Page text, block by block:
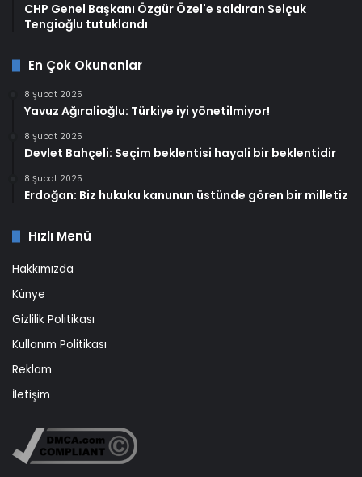
CHP Genel Başkanı Özgür Özel'e saldıran Selçuk
Tengioğlu tutuklandı
En Çok Okunanlar
8 Şubat 2025
Yavuz Ağıralioğlu: Türkiye iyi yönetilmiyor!
8 Şubat 2025
Devlet Bahçeli: Seçim beklentisi hayali bir beklentidir
8 Şubat 2025
Erdoğan: Biz hukuku kanunun üstünde gören bir milletiz
Hızlı Menü
Hakkımızda
Künye
Gizlilik Politikası
Kullanım Politikası
Reklam
İletişim